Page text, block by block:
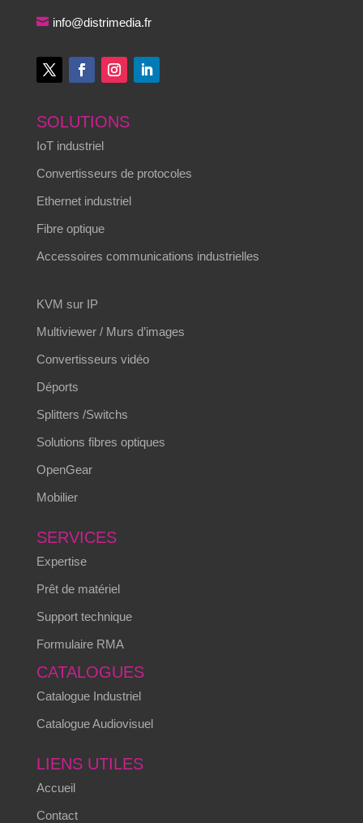
info@distrimedia.fr
SOLUTIONS
IoT industriel
Convertisseurs de protocoles
Ethernet industriel
Fibre optique
Accessoires communications industrielles
KVM sur IP
Multiviewer / Murs d’images
Convertisseurs vidéo
Déports
Splitters /Switchs
Solutions fibres optiques
OpenGear
Mobilier
SERVICES
Expertise
Prêt de matériel
Support technique
Formulaire RMA
CATALOGUES
Catalogue Industriel
Catalogue Audiovisuel
LIENS UTILES
Accueil
Contact